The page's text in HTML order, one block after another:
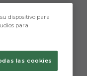
dispositivo para
para
las cookies